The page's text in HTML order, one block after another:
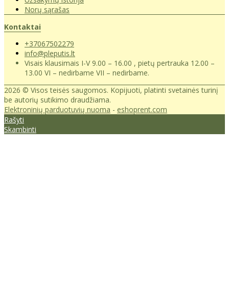
Norų sąrašas
Kontaktai
+37067502279
info@pleputis.lt
Visais klausimais I-V 9.00 – 16.00 , pietų pertrauka 12.00 –
13.00 VI – nedirbame VII – nedirbame.
2026 © Visos teisės saugomos. Kopijuoti, platinti svetainės turinį
be autorių sutikimo draudžiama.
Elektroninių parduotuvių nuoma - eshoprent.com
Rašyti
Skambinti